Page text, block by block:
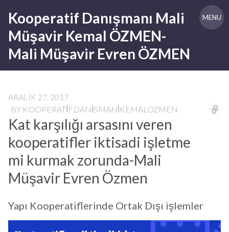
content
Kooperatif Danışmanı Mali
Müşavir Kemal ÖZMEN-
Mali Müşavir Evren ÖZMEN
MENU
ARALIK 27, 2017
BY KOOPERATIFDANISMANIKEMALOZMEN
Kat karşılığı arsasını veren
kooperatifler iktisadi işletme
mi kurmak zorunda-Mali
Müşavir Evren Özmen
Yapı Kooperatiflerinde Ortak Dışı işlemler